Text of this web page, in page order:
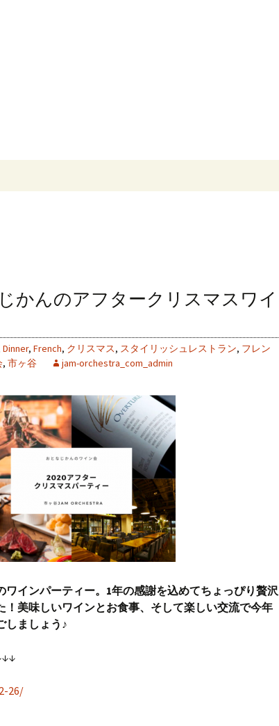
かんのアフタークリスマスワイ
Dinner, French, クリスマス, スタイリッシュレストラン, フレン
, 市ヶ谷 jam-orchestra_com_admin
ワインパーティー。1年の感謝を込めてちょっぴり贅沢
！美味しいワインとお食事、そして楽しい交流で今年
しましょう♪
26/